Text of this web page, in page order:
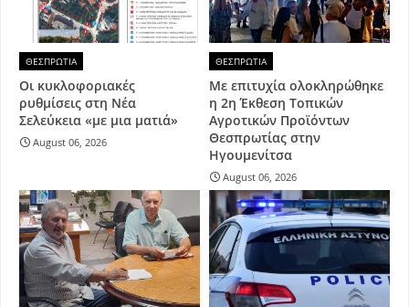
ΘΕΣΠΡΩΤΙΑ
Οι κυκλοφοριακές
ρυθμίσεις στη Νέα
Σελεύκεια «με μια ματιά»
August 06, 2026
ΘΕΣΠΡΩΤΙΑ
Με επιτυχία ολοκληρώθηκε
η 2η Έκθεση Τοπικών
Αγροτικών Προϊόντων
Θεσπρωτίας στην
Ηγουμενίτσα
August 06, 2026